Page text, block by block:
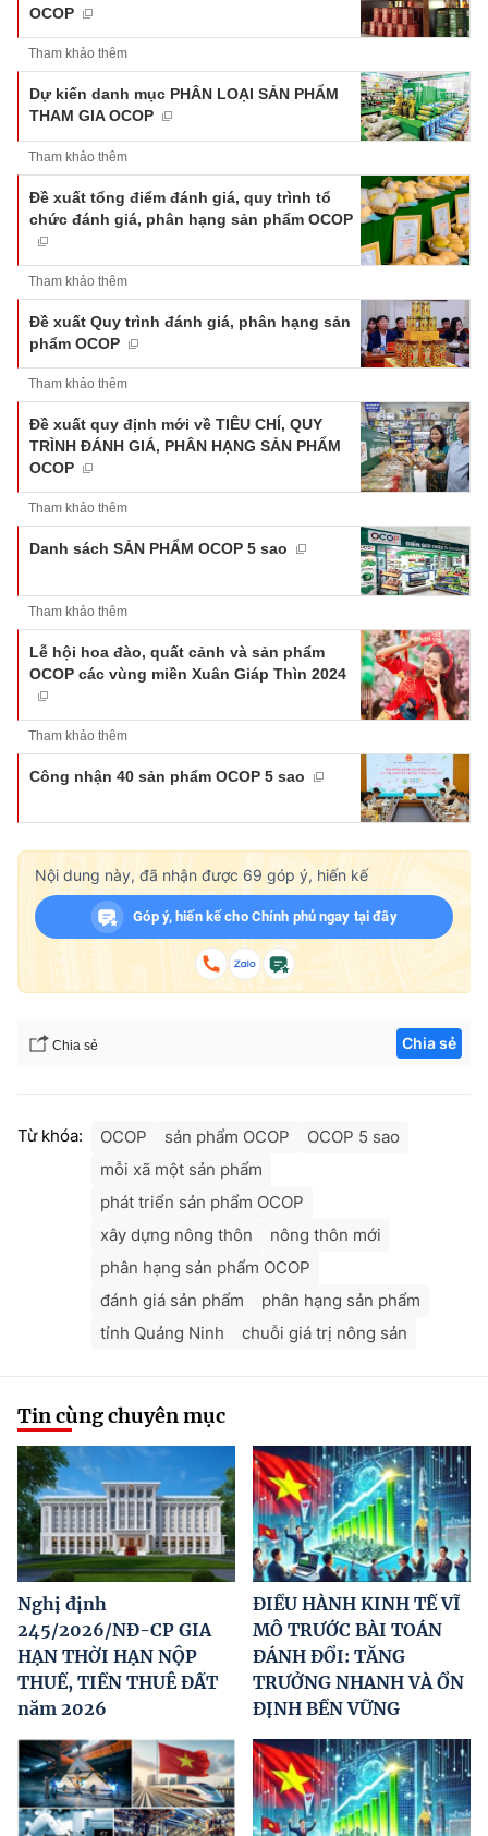
OCOP
Tham khảo thêm
Dự kiến danh mục PHÂN LOẠI SẢN PHẨM
THAM GIA OCOP
Tham khảo thêm
Đề xuất tổng điểm đánh giá, quy trình tổ
chức đánh giá, phân hạng sản phẩm OCOP
Tham khảo thêm
Đề xuất Quy trình đánh giá, phân hạng sản
phẩm OCOP
Tham khảo thêm
Đề xuất quy định mới về TIÊU CHÍ, QUY
TRÌNH ĐÁNH GIÁ, PHÂN HẠNG SẢN PHẨM
OCOP
Tham khảo thêm
Danh sách SẢN PHẨM OCOP 5 sao
Tham khảo thêm
Lễ hội hoa đào, quất cảnh và sản phẩm
OCOP các vùng miền Xuân Giáp Thìn 2024
Tham khảo thêm
Công nhận 40 sản phẩm OCOP 5 sao
Nội dung này, đã nhận được 69 góp ý, hiến kế
Góp ý, hiến kế cho Chính phủ ngay tại đây
Chia sẻ Chia sẻ
Từ khóa: OCOP sản phẩm OCOP
OCOP 5 sao
mỗi xã một sản phẩm
phát triển sản phẩm OCOP
xây dựng nông thôn
nông thôn mới
phân hạng sản phẩm OCOP
đánh giá sản phẩm
phân hạng sản phẩm
tỉnh Quảng Ninh
chuỗi giá trị nông sản
Tin cùng chuyên mục
Nghị định
245/2026/NĐ-CP GIA
HẠN THỜI HẠN NỘP
THUẾ, TIỀN THUÊ ĐẤT
năm 2026
ĐIỀU HÀNH KINH TẾ VĨ
MÔ TRƯỚC BÀI TOÁN
ĐÁNH ĐỔI: TĂNG
TRƯỞNG NHANH VÀ ỔN
ĐỊNH BỀN VỮNG